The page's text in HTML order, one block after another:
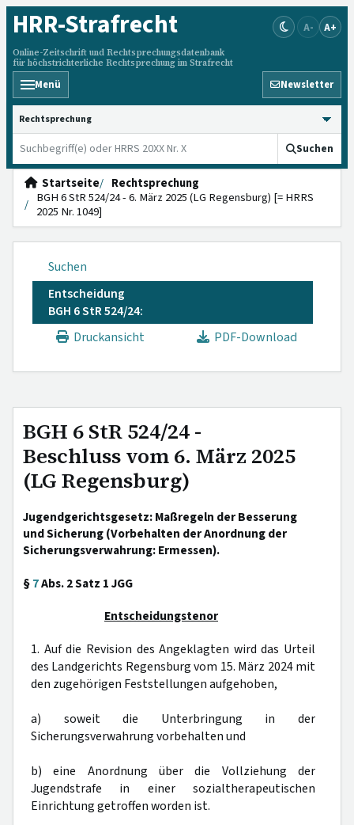
HRR-Strafrecht
Online-Zeitschrift und Rechtsprechungsdatenbank
für höchstrichterliche Rechtsprechung im Strafrecht
A- A+
Menü Newsletter
HRRS durchsuchen
Suchen
Startseite
Rechtsprechung
BGH 6 StR 524/24 - 6. März 2025 (LG Regensburg) [= HRRS
2025 Nr. 1049]
Suchen
Entscheidung
BGH 6 StR 524/24:
Druckansicht
PDF-Download
BGH 6 StR 524/24 -
Beschluss vom 6. März 2025
(LG Regensburg)
Jugendgerichtsgesetz: Maßregeln der Besserung
und Sicherung (Vorbehalten der Anordnung der
Sicherungsverwahrung: Ermessen).
§7Abs. 2 Satz 1 JGG
Entscheidungstenor
1. Auf die Revision des Angeklagten wird das Urteil
des Landgerichts Regensburg vom 15. März 2024 mit
den zugehörigen Feststellungen aufgehoben,
a) soweit die Unterbringung in der
Sicherungsverwahrung vorbehalten und
b) eine Anordnung über die Vollziehung der
Jugendstrafe in einer sozialtherapeutischen
Einrichtung getroffen worden ist.